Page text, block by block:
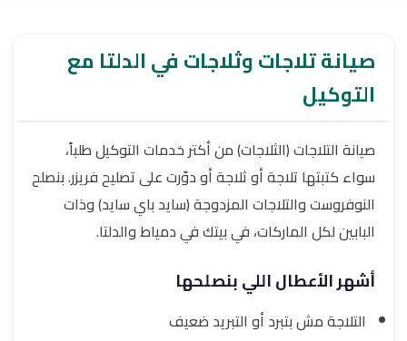
صيانة تلاجات وثلاجات في الدلتا مع
التوكيل
صيانة التلاجات (الثلاجات) من أكتر خدمات التوكيل طلباً،
سواء كتبتها تلاجة أو ثلاجة أو دوّرت على تصليح فريزر. بنصلح
النوفروست والتلاجات المزدوجة (سايد باي سايد) وذات
البابين لكل الماركات، في بيتك في دمياط والدلتا.
أشهر الأعطال اللي بنصلحها
التلاجة مش بتبرد أو التبريد ضعيف